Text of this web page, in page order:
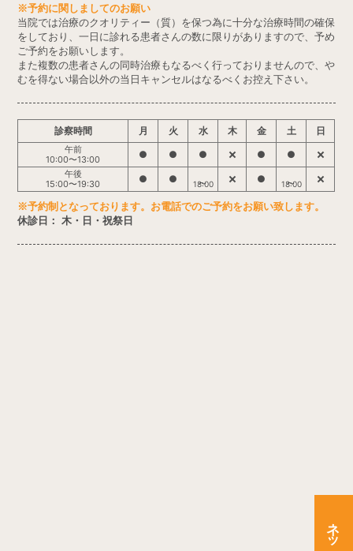
※予約に関しましてのお願い
当院では治療のクオリティー（質）を保つ為に十分な治療時間の確保
をしており、一日に診れる患者さんの数に限りがありますので、予め
ご予約をお願いします。
また複数の患者さんの同時治療もなるべく行っておりませんので、や
むを得ない場合以外の当日キャンセルはなるべくお控え下さい。
診察時間 月 火 水 木 金 土 日
午前
10:00〜13:00
● ● ● ● ●
午後
15:00〜19:30
● ● 18:00 ● 18:00
※予約制となっております。お電話でのご予約をお願い致します。
休診日： 木・日・祝祭日
ネット予約